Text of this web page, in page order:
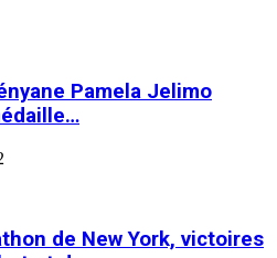
Pamela Jelimo
de New York, victoires